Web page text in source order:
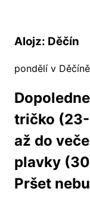
Alojz: Děčín
pondělí v
tričko (23-
až do
plavky
Pršet